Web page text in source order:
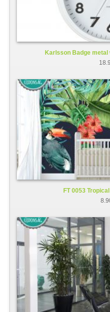
Karlsson Badge metal
FT 0053